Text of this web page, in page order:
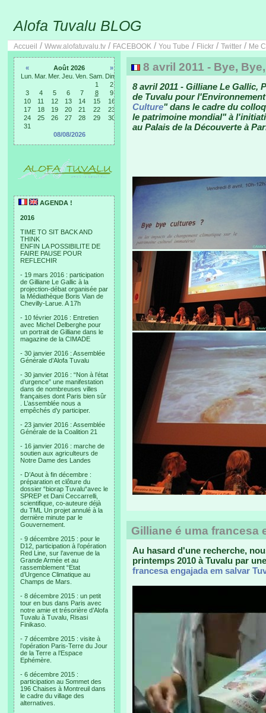
Alofa Tuvalu BLOG
Accueil / Www.alofatuvalu.tv / FACEBOOK / You Tube / Flickr / Twitter / Me
« Août 2026
»
Lun. Mar. Mer. Jeu. Ven. Sam. Dim.
1
2
3
4 5 6 7 8
9
10
11 12 13 14 15
16
17
18 19 20 21 22
23
24
25 26 27 28 29
30
31
08/08/2026
AGENDA !
2016
TIME TO SIT BACK AND
THINK
ENFIN LA POSSIBILITE DE
FAIRE PAUSE POUR
REFLECHIR
- 19 mars 2016 : participation
de Gilliane Le Gallic à la
projection-débat organisée par
la Médiathèque Boris Vian de
Chevilly-Larue. A 17h
- 10 février 2016 : Entretien
avec Michel Delberghe pour
un portrait de Gilliane dans le
magazine de la CIMADE
- 30 janvier 2016 : Assemblée
Générale d’Alofa Tuvalu
- 30 janvier 2016 : “Non à l’état
d’urgence” une manifestation
dans de nombreuses villes
françaises dont Paris bien sûr
. L’assemblée nous a
empêchés d’y participer.
- 23 janvier 2016 : Assemblée
Générale de la Coalition 21
- 16 janvier 2016 : marche de
soutien aux agriculteurs de
Notre Dame des Landes
- D’Aout à fin décembre :
préparation et clôture du
dossier “biorap Tuvalu“avec le
SPREP et Dani Ceccarrelli,
scientifique, co-auteure déjà
du TML Un projet annulé à la
dernière minute par le
Gouvernement.
- 9 décembre 2015 : pour le
D12, participation à l’opération
Red Line, sur l’avenue de la
Grande Armée et au
rassemblement “Etat
d’Urgence Climatique au
Champs de Mars.
- 8 décembre 2015 : un petit
tour en bus dans Paris avec
notre amie et trésorière d’Alofa
Tuvalu à Tuvalu, Risasi
Finikaso.
- 7 décembre 2015 : visite à
l’opération Paris-Terre du Jour
de la Terre a l’Espace
Ephémère.
- 6 décembre 2015 :
participation au Sommet des
196 Chaises à Montreuil dans
le cadre du village des
alternatives.
8 avril 2011 - Bye,
8 avril 2011 - Gilliane Le Gallic,
de Tuvalu pour
Culture" dans le cadre du
le patrimoine mondial" à
au Palais de la Découverte à
Gilliane é uma francesa
Au hasard d'une recherche,
printemps 2010 à Tuvalu par
francesa engajada em salvar